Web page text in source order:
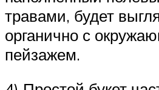
травами, будет
органично с
пейзажем.